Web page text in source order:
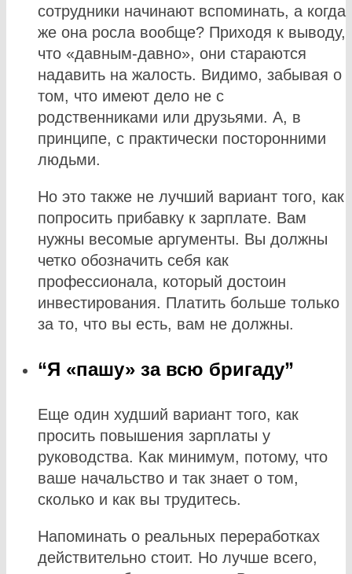
сотрудники начинают вспоминать, а когда
же она росла вообще? Приходя к выводу,
что «давным-давно», они стараются
надавить на жалость. Видимо, забывая о
том, что имеют дело не с
родственниками или друзьями. А, в
принципе, с практически посторонними
людьми.
Но это также не лучший вариант того, как
попросить прибавку к зарплате. Вам
нужны весомые аргументы. Вы должны
четко обозначить себя как
профессионала, который достоин
инвестирования. Платить больше только
за то, что вы есть, вам не должны.
“Я «пашу» за всю бригаду”
Еще один худший вариант того, как
просить повышения зарплаты у
руководства. Как минимум, потому, что
ваше начальство и так знает о том,
сколько и как вы трудитесь.
Напоминать о реальных переработках
действительно стоит. Но лучше всего,